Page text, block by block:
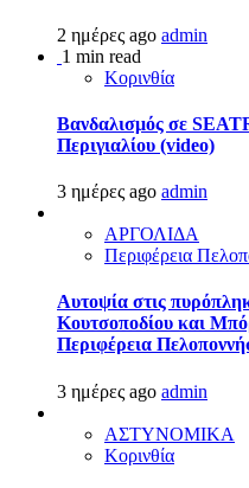
2 ημέρες ago admin
1 min read
Κορινθία
Βανδαλισμός σε
Περιγιαλίου (video)
3 ημέρες ago admin
ΑΡΓΟΛΙΔΑ
Περιφέρεια
Αυτοψία στις
Κουτσοποδίου και
Περιφέρεια
3 ημέρες ago admin
ΑΣΤΥΝΟΜΙΚΑ
Κορινθία